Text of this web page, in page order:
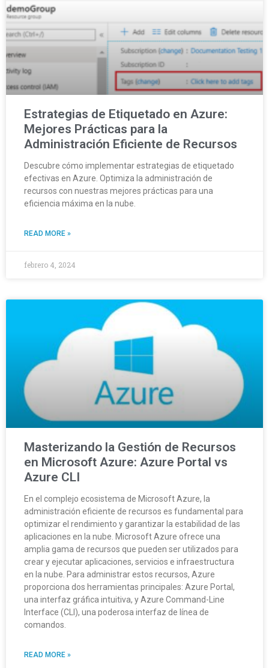
Estrategias de Etiquetado en Azure:
Mejores Prácticas para la
Administración Eficiente de Recursos
Descubre cómo implementar estrategias de etiquetado
efectivas en Azure. Optimiza la administración de
recursos con nuestras mejores prácticas para una
eficiencia máxima en la nube.
READ MORE »
febrero 4, 2024
Masterizando la Gestión de Recursos
en Microsoft Azure: Azure Portal vs
Azure CLI
En el complejo ecosistema de Microsoft Azure, la
administración eficiente de recursos es fundamental para
optimizar el rendimiento y garantizar la estabilidad de las
aplicaciones en la nube. Microsoft Azure ofrece una
amplia gama de recursos que pueden ser utilizados para
crear y ejecutar aplicaciones, servicios e infraestructura
en la nube. Para administrar estos recursos, Azure
proporciona dos herramientas principales: Azure Portal,
una interfaz gráfica intuitiva, y Azure Command-Line
Interface (CLI), una poderosa interfaz de línea de
comandos.
READ MORE »